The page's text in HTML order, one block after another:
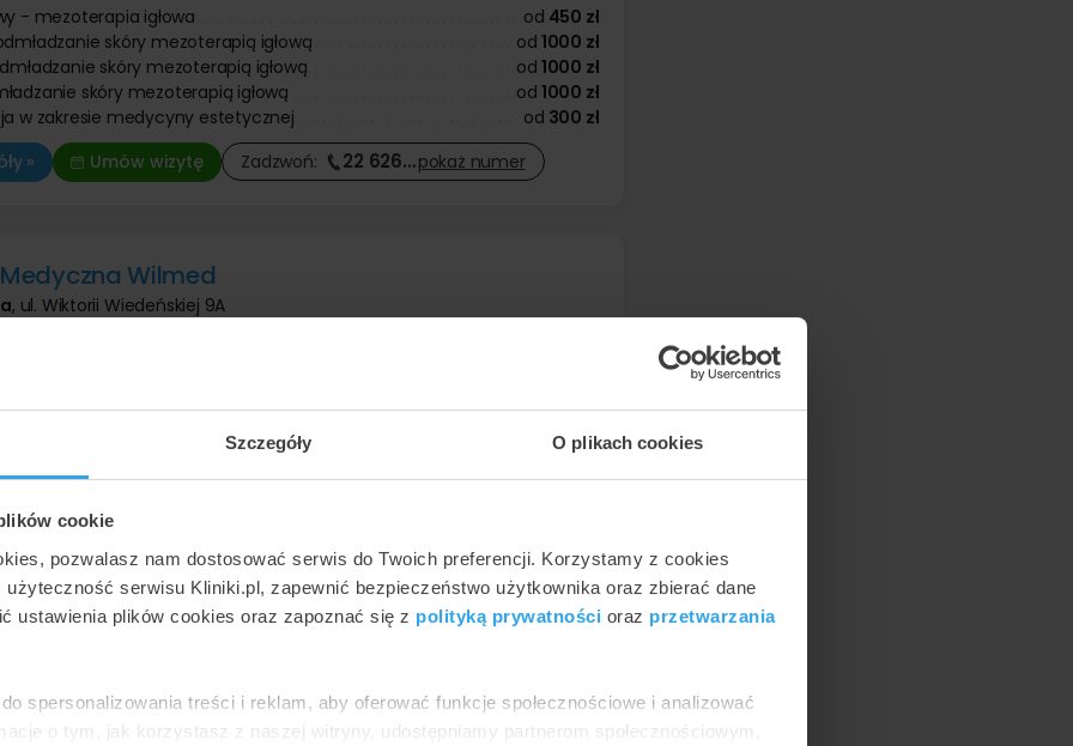
Szczegóły O plikach cookies
cookie
pozwalasz nam dostosować serwis do Twoich preferencji. Korzystamy z cookies
użyteczność serwisu Kliniki.pl, zapewnić bezpieczeństwo użytkownika oraz zbierać dane
ustawienia plików cookies oraz zapoznać się z polityką prywatności oraz przetwarzania
spersonalizowania treści i reklam, aby oferować funkcje społecznościowe i analizować
o tym, jak korzystasz z naszej witryny, udostępniamy partnerom społecznościowym,
- mezoterapia igłowa od 450 zł
skóry mezoterapią igłową
od 1000 zł
skóry mezoterapią igłową
od 1000 zł
skóry mezoterapią igłową
od 1000 zł
w zakresie medycyny estetycznej
od 300 zł
»
Umów wizytę Zadzwoń: 22 626…pokaż numer
Wilmed
, ul. Wiktorii Wiedeńskiej 9A
skóry mezoterapią igłową
zadzwoń
w zakresie medycyny estetycznej
zadzwoń
»
Umów wizytę
Dermatologiczne FEBUMED
Znakomita•5481 opinii